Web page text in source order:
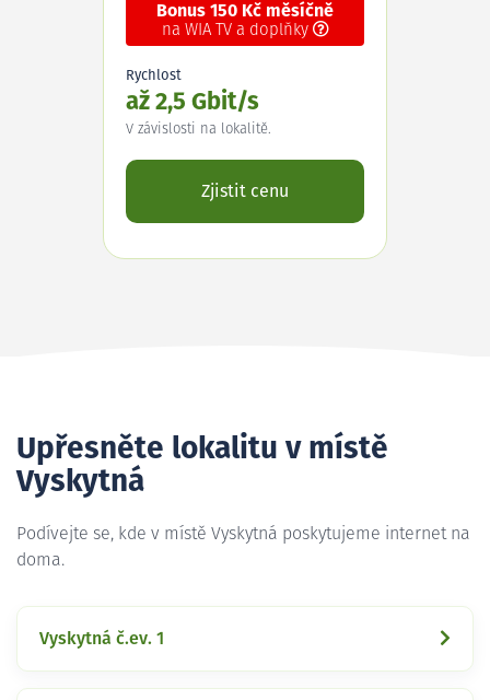
Bonus 150 Kč měsíčně
na WIA TV a doplňky
Rychlost
až 2,5 Gbit/s
V závislosti na lokalitě.
Zjistit cenu
Upřesněte lokalitu v místě
Vyskytná
Podívejte se, kde v místě Vyskytná poskytujeme internet na
doma.
Vyskytná č.ev. 1